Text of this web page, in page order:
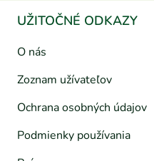
UŽITOČNÉ ODKAZY
O nás
Zoznam užívateľov
Ochrana osobných údajov
Podmienky používania